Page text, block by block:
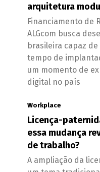
arquitetura
Financiamento de
ALGcom busca
brasileira capaz
tempo de
um momento de
digital no país
Workplace
Licença-
essa mudança
de trabalho?
A ampliação da